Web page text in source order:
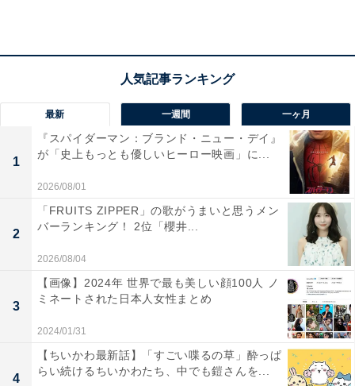
🛁pic.twitter.com/lHs1kXaMVz
— ちいかわ💫アニメ火金 (@ngnchiikawa)
最新 一週間 一ヶ月
1
『スパイダーマン：ブランド・ニュー・デイ』
が「史上もっとも優しいヒーロー映画」に...
2026/08/01
2
「FRUITS ZIPPER」の歌がうまいと思うメン
バーランキング！ 2位「櫻井...
2026/08/04
3
【画像】2024年 世界で最も美しい顔100人 ノ
ミネートされた日本人女性まとめ
2024/01/31
4
【ちいかわ最新話】「すごい喋るの草」酔っぱ
らい続けるちいかわたち、中でも鎧さんを...